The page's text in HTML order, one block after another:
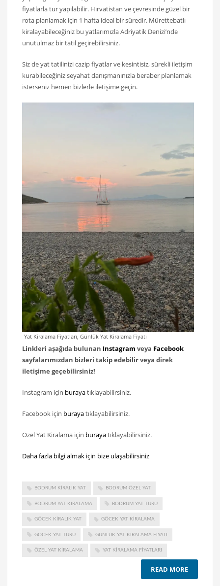
fiyatlarla tur yapılabilir. Hırvatistan ve çevresinde güzel bir
rota planlamak için 1 hafta ideal bir süredir. Mürettebatlı
kiralayabileceğiniz bu yatlarımızla Adriyatik Denizi’nde
unutulmaz bir tatil geçirebilirsiniz.
Siz de yat tatilinizi cazip fiyatlar ve kesintisiz, sürekli iletişim
kurabileceğiniz seyahat danışmanınızla beraber planlamak
isterseniz hemen bizlerle iletişime geçin.
Yat Kiralama Fiyatları, Günlük Yat Kiralama Fiyatı
Linkleri aşağıda bulunan Instagram veya Facebook
sayfalarımızdan bizleri takip edebilir veya direk
iletişime geçebilirsiniz!
Instagram için burayatıklayabilirsiniz.
Facebook için burayatıklayabilirsiniz.
Özel Yat Kiralama için burayatıklayabilirsiniz.
Daha fazla bilgi almak için bize ulaşabilirsiniz
BODRUM KIRALIK YAT BODRUM ÖZEL YAT
BODRUM YAT KIRALAMA BODRUM YAT TURU
GÖCEK KIRALIK YAT GÖCEK YAT KIRALAMA
GÖCEK YAT TURU GÜNLÜK YAT KIRALAMA FIYATI
ÖZEL YAT KIRALAMA YAT KIRALAMA FIYATLARI
READ MORE